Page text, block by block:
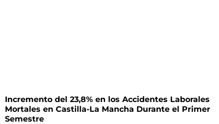
Incremento del 23,8% en los Accidentes Laborales
Mortales en Castilla-La Mancha Durante el Primer
Semestre